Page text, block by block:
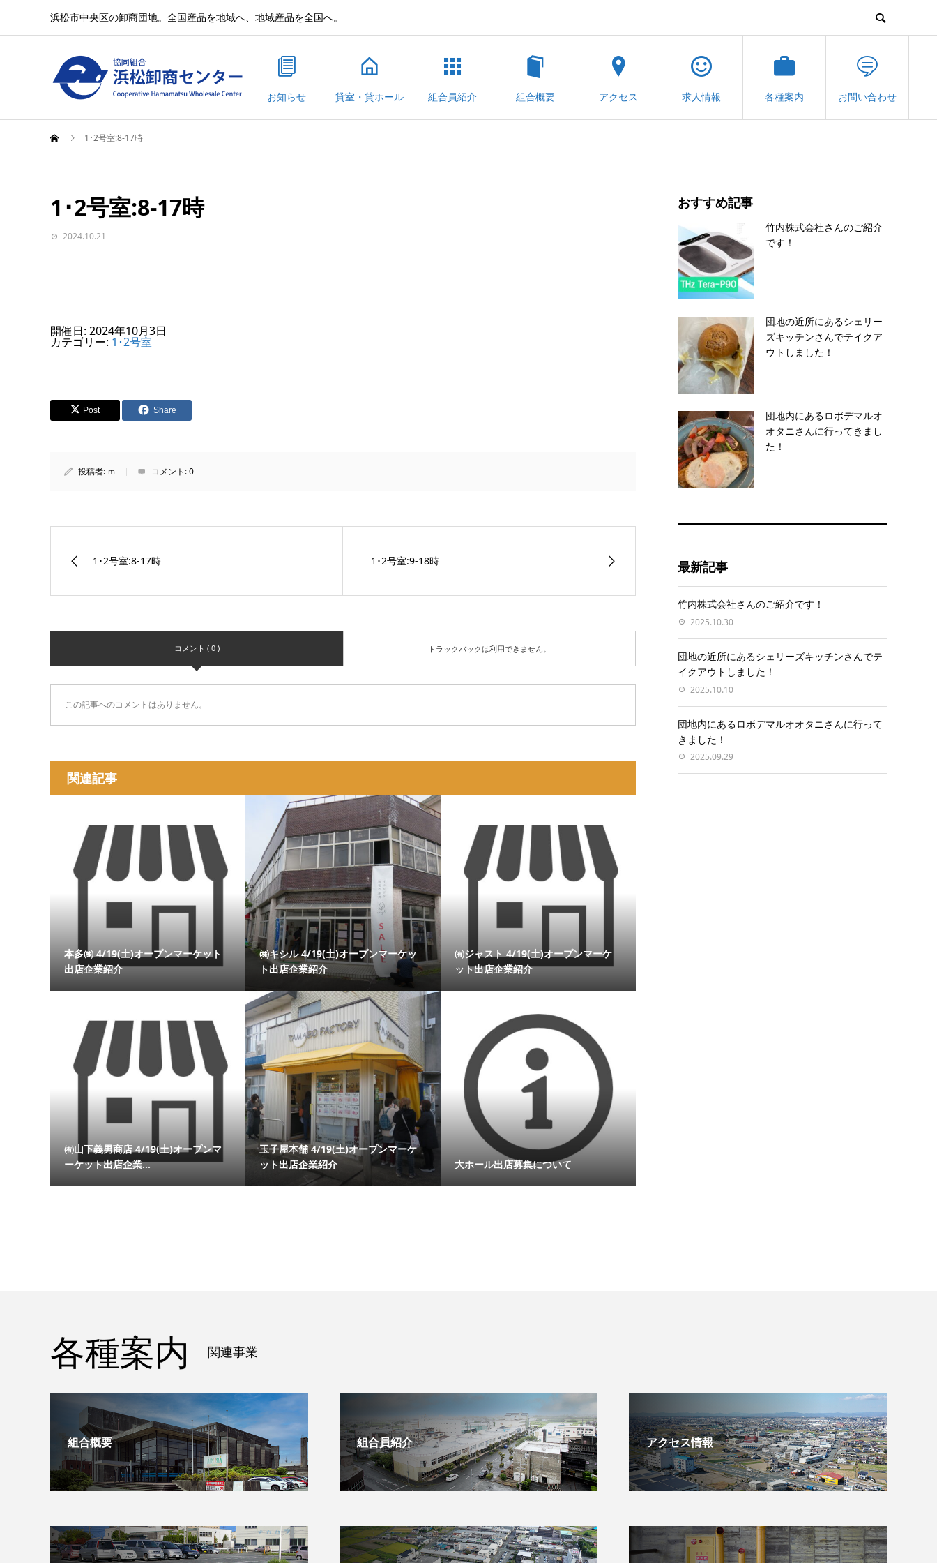
浜松市中央区の卸商団地。全国産品を地域へ、地域産品を全国へ。
お知らせ 貸室・貸ホール 組合員紹介 組合概要 アクセス 求人情報 各種案内 お問い合わせ
1･2号室:8-17時
1･2号室:8-17時
2024.10.21
開催日: 2024年10月3日
カテゴリー: 1･2号室
Post Share
投稿者: ｍ コメント:0
1･2号室:8-17時 1･2号室:9-18時
コメント ( 0 ) トラックバックは利用できません。
この記事へのコメントはありません。
関連記事
本多㈱ 4/19(土)オープンマーケット
出店企業紹介
㈱キシル 4/19(土)オープンマーケッ
ト出店企業紹介
㈲ジャスト 4/19(土)オープンマーケ
ット出店企業紹介
㈲山下義男商店 4/19(土)オープンマ
ーケット出店企業...
玉子屋本舗 4/19(土)オープンマーケ
ット出店企業紹介
大ホール出店募集について
おすすめ記事
竹内株式会社さんのご紹介
です！
団地の近所にあるシェリー
ズキッチンさんでテイクア
ウトしました！
団地内にあるロボデマルオ
オタニさんに行ってきまし
た！
最新記事
竹内株式会社さんのご紹介です！
2025.10.30
団地の近所にあるシェリーズキッチンさんでテ
イクアウトしました！
2025.10.10
団地内にあるロボデマルオオタニさんに行って
きました！
2025.09.29
各種案内 関連事業
組合概要 組合員紹介 アクセス情報